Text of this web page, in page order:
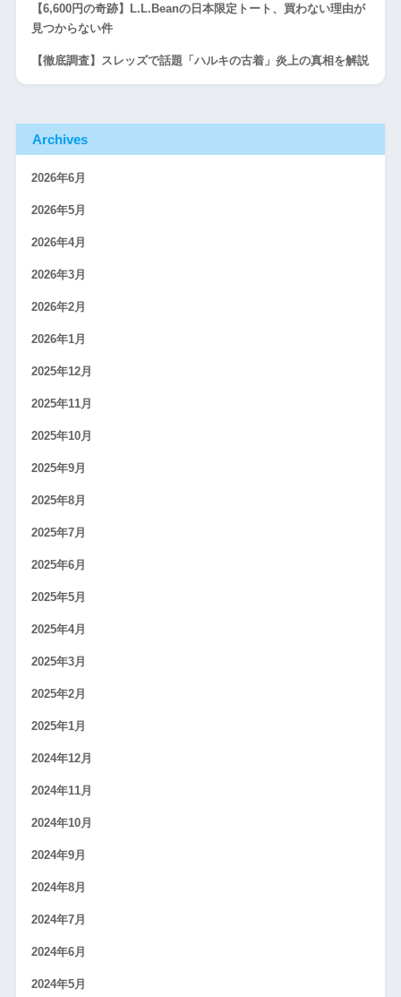
【6,600円の奇跡】L.L.Beanの日本限定トート、買わない理由が
見つからない件
【徹底調査】スレッズで話題「ハルキの古着」炎上の真相を解説
Archives
2026年6月
2026年5月
2026年4月
2026年3月
2026年2月
2026年1月
2025年12月
2025年11月
2025年10月
2025年9月
2025年8月
2025年7月
2025年6月
2025年5月
2025年4月
2025年3月
2025年2月
2025年1月
2024年12月
2024年11月
2024年10月
2024年9月
2024年8月
2024年7月
2024年6月
2024年5月